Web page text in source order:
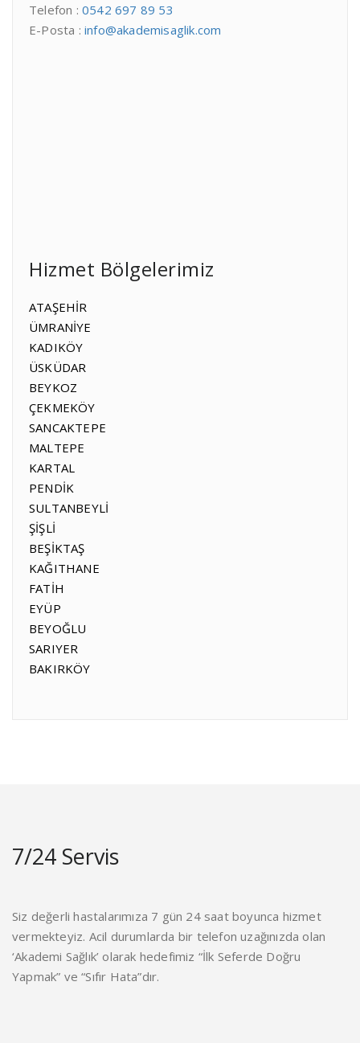
Telefon : 0542 697 89 53
E-Posta : info@akademisaglik.com
Hizmet Bölgelerimiz
ATAŞEHİR
ÜMRANİYE
KADIKÖY
ÜSKÜDAR
BEYKOZ
ÇEKMEKÖY
SANCAKTEPE
MALTEPE
KARTAL
PENDİK
SULTANBEYLİ
ŞİŞLİ
BEŞİKTAŞ
KAĞITHANE
FATİH
EYÜP
BEYOĞLU
SARIYER
BAKIRKÖY
7/24 Servis
Siz değerli hastalarımıza 7 gün 24 saat boyunca hizmet
vermekteyiz. Acil durumlarda bir telefon uzağınızda olan
‘Akademi Sağlık’ olarak hedefimiz “İlk Seferde Doğru
Yapmak” ve “Sıfır Hata”dır.